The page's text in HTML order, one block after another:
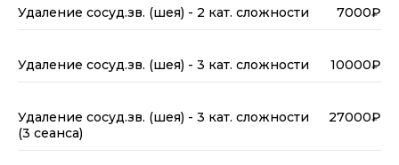
Удаление сосуд.зв. (шея) - 2 кат. сложности 7000₽
Удаление сосуд.зв. (шея) - 3 кат. сложности 10000₽
Удаление сосуд.зв. (шея) - 3 кат. сложности
(3 сеанса)
27000₽